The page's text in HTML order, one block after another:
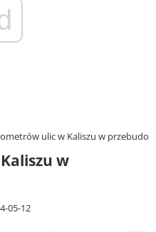
ulic w Kaliszu w
w
05-12